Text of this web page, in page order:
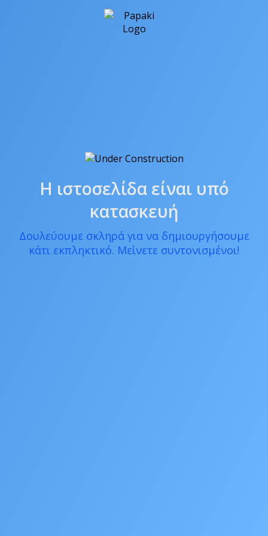
Η ιστοσελίδα είναι υπό
κατασκευή
Δουλεύουμε σκληρά για να δημιουργήσουμε
κάτι εκπληκτικό. Μείνετε συντονισμένοι!